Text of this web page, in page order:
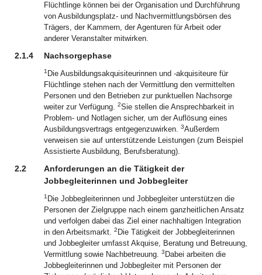
Flüchtlinge können bei der Organisation und Durchführung
von Ausbildungsplatz- und Nachvermittlungsbörsen des
Trägers, der Kammern, der Agenturen für Arbeit oder
anderer Veranstalter mitwirken.
2.1.4 Nachsorgephase
1 Die Ausbildungsakquisiteurinnen und -akquisiteure für
Flüchtlinge stehen nach der Vermittlung den vermittelten
Personen und den Betrieben zur punktuellen Nachsorge
weiter zur Verfügung. 2Sie stellen die Ansprechbarkeit in
Problem- und Notlagen sicher, um der Auflösung eines
Ausbildungsvertrags entgegenzuwirken. 3Außerdem
verweisen sie auf unterstützende Leistungen (zum Beispiel
Assistierte Ausbildung, Berufsberatung).
2.2
Anforderungen an die Tätigkeit der
Jobbegleiterinnen und Jobbegleiter
1 Die Jobbegleiterinnen und Jobbegleiter unterstützen die
Personen der Zielgruppe nach einem ganzheitlichen Ansatz
und verfolgen dabei das Ziel einer nachhaltigen Integration
in den Arbeitsmarkt. 2 Die Tätigkeit der Jobbegleiterinnen
und Jobbegleiter umfasst Akquise, Beratung und Betreuung,
Vermittlung sowie Nachbetreuung. 3 Dabei arbeiten die
Jobbegleiterinnen und Jobbegleiter mit Personen der